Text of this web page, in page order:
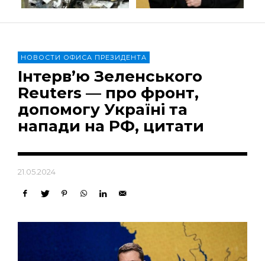
НОВОСТИ ОФИСА ПРЕЗИДЕНТА
Інтерв’ю Зеленського
Reuters — про фронт,
допомогу Україні та
напади на РФ, цитати
21.05.2024